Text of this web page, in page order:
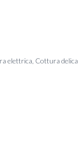
elettrica, Cottura